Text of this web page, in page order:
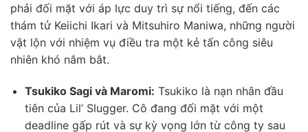
phải đối mặt với áp lực duy trì sự nổi tiếng, đến các
thám tử Keiichi Ikari và Mitsuhiro Maniwa, những người
vật lộn với nhiệm vụ điều tra một kẻ tấn công siêu
nhiên khó nắm bắt.
Tsukiko Sagi và Maromi: Tsukiko là nạn nhân đầu
tiên của Lil’ Slugger. Cô đang đối mặt với một
deadline gấp rút và sự kỳ vọng lớn từ công ty sau